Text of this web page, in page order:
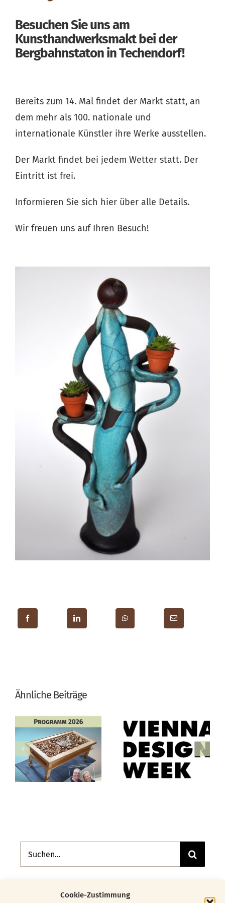
Cookie-Zustimmung
Besuchen Sie uns am
Kunsthandwerksmakt bei der
Bergbahnstaton in Techendorf!
Bereits zum 14. Mal findet der Markt statt, an
dem mehr als 100. nationale und
internationale Künstler ihre Werke ausstellen.
Der Markt findet bei jedem Wetter statt. Der
Eintritt ist frei.
Informieren Sie sich hier über alle Details.
Wir freuen uns auf Ihren Besuch!
Ähnliche Beiträge
Suche
nach: